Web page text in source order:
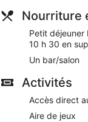
Petit déjeuner
Vous pourrez
proposés par
Parmi les
la réception, 2
Sauna, accès
passez un
loisirs
Nourriture
Petit
10 h 30 en
Un bar/salon
Activités
Accès direct
Aire de jeux